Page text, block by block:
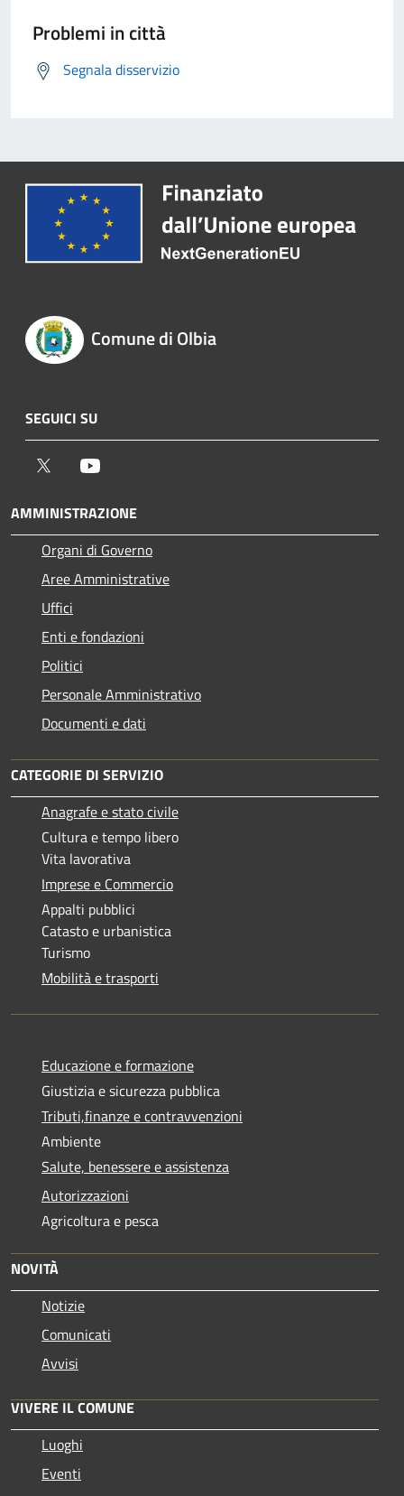
Problemi in città
Segnala disservizio
Comune di Olbia
SEGUICI SU
Twitter
AMMINISTRAZIONE
Organi di Governo
Aree Amministrative
Uffici
Enti e fondazioni
Politici
Personale Amministrativo
Documenti e dati
CATEGORIE DI SERVIZIO
Anagrafe e stato civile
Cultura e tempo libero
Vita lavorativa
Imprese e Commercio
Appalti pubblici
Catasto e urbanistica
Turismo
Mobilità e trasporti
Educazione e formazione
Giustizia e sicurezza pubblica
Tributi,finanze e contravvenzioni
Ambiente
Salute, benessere e assistenza
Autorizzazioni
Agricoltura e pesca
NOVITÀ
Notizie
Comunicati
Avvisi
VIVERE IL COMUNE
Luoghi
Eventi